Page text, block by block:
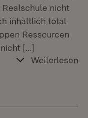
nicht
inhaltlich total
Ressourcen
[…]
Weiterlesen